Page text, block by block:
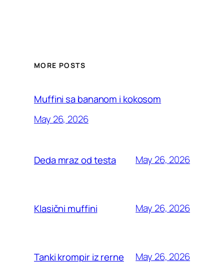
MORE POSTS
Muffini sa bananom i kokosom
May 26, 2026
Deda mraz od testa May 26, 2026
Klasični muffini May 26, 2026
Tanki krompir iz rerne May 26, 2026